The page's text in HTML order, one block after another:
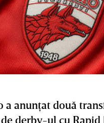
a anunţat două
derby-ul cu Rapid